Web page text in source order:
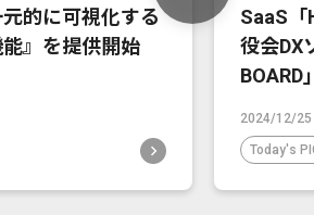
的に可視化する
能』を提供開始
SaaS
役会DX
2024/12/25
Today's